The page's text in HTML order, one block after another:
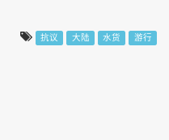
抗议 大陆 水货 游行